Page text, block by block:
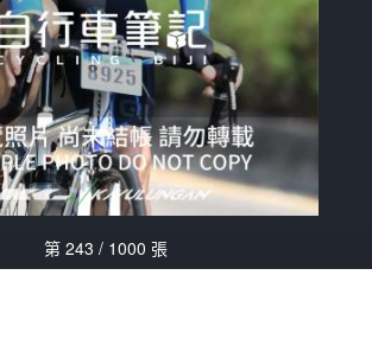
第 243 / 1000 張